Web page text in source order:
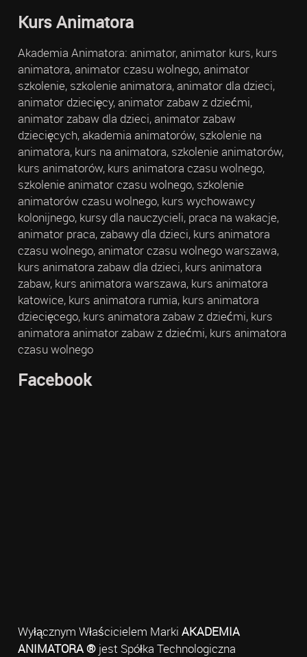
Kurs Animatora
Akademia Animatora: animator, animator kurs, kurs
animatora, animator czasu wolnego, animator
szkolenie, szkolenie animatora, animator dla dzieci,
animator dziecięcy, animator zabaw z dziećmi,
animator zabaw dla dzieci, animator zabaw
dziecięcych, akademia animatorów, szkolenie na
animatora, kurs na animatora, szkolenie animatorów,
kurs animatorów, kurs animatora czasu wolnego,
szkolenie animator czasu wolnego, szkolenie
animatorów czasu wolnego, kurs wychowawcy
kolonijnego, kursy dla nauczycieli, praca na wakacje,
animator praca, zabawy dla dzieci, kurs animatora
czasu wolnego, animator czasu wolnego warszawa,
kurs animatora zabaw dla dzieci, kurs animatora
zabaw, kurs animatora warszawa, kurs animatora
katowice, kurs animatora rumia, kurs animatora
dziecięcego, kurs animatora zabaw z dziećmi, kurs
animatora animator zabaw z dziećmi, kurs animatora
czasu wolnego
Facebook
Wyłącznym Właścicielem Marki AKADEMIA
ANIMATORA ®jest Spółka Technologiczna